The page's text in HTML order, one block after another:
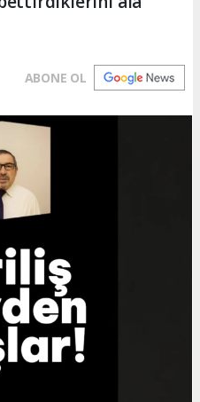
ABONE OL